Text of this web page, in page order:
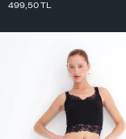
499,50TL